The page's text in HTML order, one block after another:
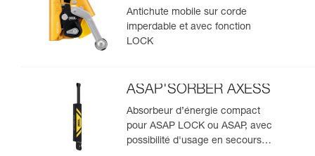
Antichute mobile sur corde
imperdable et avec fonction
LOCK
ASAP'SORBER AXESS
Absorbeur d’énergie compact
pour ASAP LOCK ou ASAP, avec
possibilité d'usage en secours